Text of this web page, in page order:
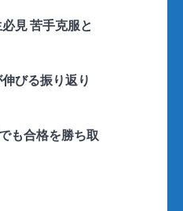
見 苦手克服と
びる振り返り
も合格を勝ち取